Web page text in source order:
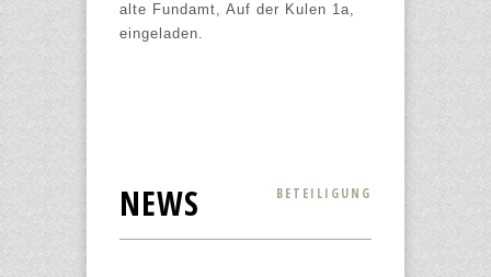
alte Fundamt, Auf der Kulen 1a,
eingeladen.
NEWS BETEILIGUNG